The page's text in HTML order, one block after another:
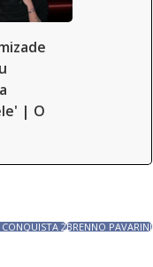
| O
2BRENNO PAVARINI